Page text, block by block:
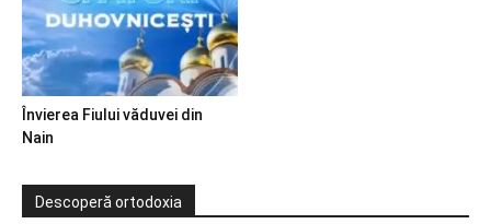
Învierea Fiului văduvei din
Nain
Descoperă ortodoxia